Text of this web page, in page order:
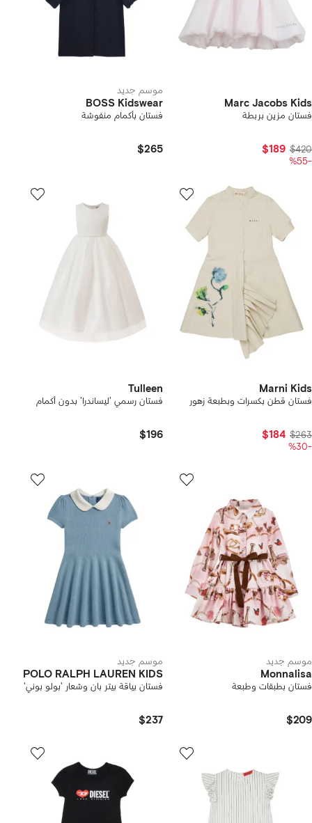
Marc Jacobs Kids
فستان مزين بربطة
$420
$189
-%55
موسم جديد
BOSS Kidswear
فستان بأكمام منفوشة
$265
Marni Kids
فستان قطن بكسرات وبطبعة زهور
$263
$184
-%30
Tulleen
فستان رسمي 'ليساندرا' بدون أكمام
$196
موسم جديد
Monnalisa
فستان بطبقات وطبعة
$209
موسم جديد
POLO RALPH LAUREN KIDS
فستان بياقة بيتر بان وشعار 'بولو بوني'
$237